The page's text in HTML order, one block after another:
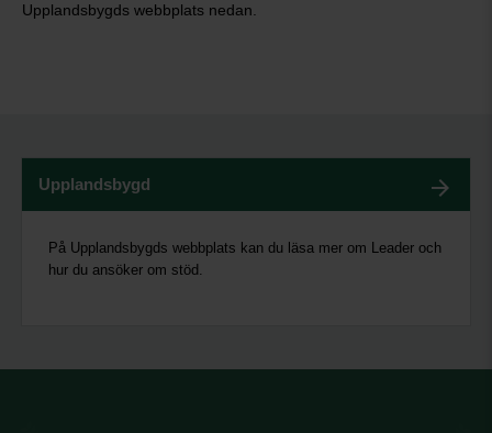
Upplandsbygds webbplats nedan.
Upplandsbygd
På Upplandsbygds webbplats kan du läsa mer om Leader och
hur du ansöker om stöd.